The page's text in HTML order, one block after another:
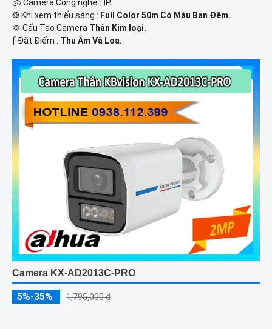
🕉️ Camera Công nghệ :
IP.
❂ Khi xem thiếu sáng : Full Color 50m Có Màu Ban Ðêm.
💢 Cấu Tạo Camera Thân Kim loại.
️ƒ Đặt Điểm : Thu Âm Và Loa.
Camera KX-AD2013C-PRO
5%-35% 1,795,000 ₫